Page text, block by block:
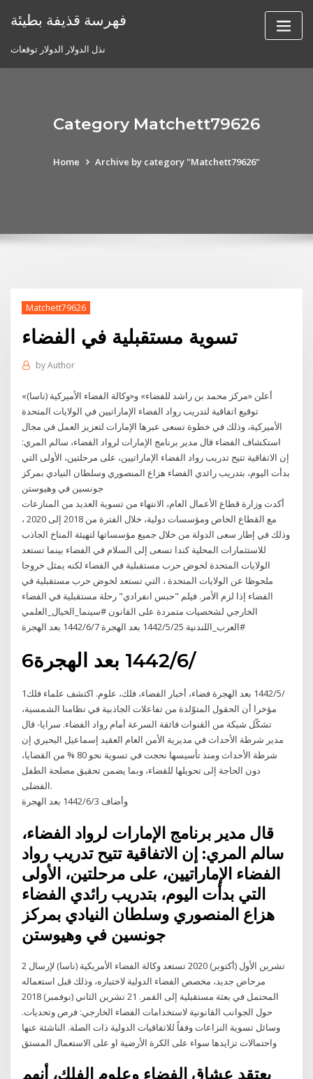
فهرسة قذيفة بطيئة
نذل الدولار الدولار توقعات
Category Matchett79626
Home Archive by category "Matchett79626"
Matchett79626
تسوية مستقبلية في الفضاء
byAuthor
أعلن «مركز محمد بن راشد للفضاء» و«وكالة الفضاء الأميركية (ناسا)»
توقيع اتفاقية لتدريب رواد الفضاء الإماراتيين في الولايات المتحدة
الأميركية، وذلك في خطوة تسعى عبرها الإمارات لتعزيز العمل في مجال
استكشاف الفضاء قال مدير برنامج الإمارات لرواد الفضاء، سالم المري:
إن الاتفاقية تتيح تدريب رواد الفضاء الإماراتيين، على مرحلتين، الأولى التي
بدأت اليوم، بتدريب رائدي الفضاء هزاع المنصوري وسلطان النيادي بمركز
جونسين في وهيوستن
أكدت وزارة قطاع الأعمال العام، الانتهاء من تسوية العديد من المنازعات
مع القطاع الخاص ومؤسسات دولية، خلال الفترة من 2018 إلى 2020 ،
وذلك في إطار سعى الدولة من خلال جميع مؤسساتها لتهيئة المناخ الجاذب
للاستثمارات المحلية كندا تسعى إلى السلام في الفضاء بينما تستعد
الولايات المتحدة لخوض حرب مستقبلية في الفضاء لكنه يمثل خروجا
ملحوظا عن الولايات المتحدة ، التي تستعد لخوض حرب مستقبلية في
الفضاء إذا لزم الأمر. فيلم "حبس انفرادي" رحلة مستقبلية في الفضاء
الخارجي لشخصيات متمردة على القانون #سينما_الخيال_العلمي
#العرب_اللندنية 25‏‏/5‏‏/1442 بعد الهجرة 7‏‏/6‏‏/1442 بعد الهجرة
6‏‏/6‏‏/1442 بعد الهجرة
1‏‏/5‏‏/1442 بعد الهجرة فضاء، أخبار الفضاء، فلك، علوم. اكتشف علماء فلك
مؤخرا أن الحقول المتوّلدة من تفاعلات الجاذبية في نظامنا الشمسية،
تشكّل شبكة من القنوات فائقة السرعة أمام رواد الفضاء. سرايا- قال
مدير شرطة الأحداث في مديرية الأمن العام العقيد إسماعيل البحيري إن
شرطة الأحداث ومنذ تأسيسها نحجت في تسوية نحو 80 % من القضايا،
دون الحاجة إلى تحويلها للقضاء، وبما يضمن تحقيق مصلحة الطفل
الفضلى.
وأضاف 3‏‏/6‏‏/1442 بعد الهجرة
قال مدير برنامج الإمارات لرواد الفضاء،
سالم المري: إن الاتفاقية تتيح تدريب رواد
الفضاء الإماراتيين، على مرحلتين، الأولى
التي بدأت اليوم، بتدريب رائدي الفضاء
هزاع المنصوري وسلطان النيادي بمركز
جونسين في وهيوستن
2 تشرين الأول (أكتوبر) 2020 تستعد وكالة الفضاء الأمريكية (ناسا) لإرسال
مرحاض جديد، مخصص الفضاء الدولية لاختباره، وذلك قبل استعماله
المحتمل في بعثة مستقبلية إلى القمر. 21 تشرين الثاني (نوفمبر) 2018
حول الجوانب القانونية لاستخدامات الفضاء الخارجي: فرص وتحديات.
وسائل تسوية النزاعات وفقاً للاتفاقيات الدولية ذات الصلة. الناشئة عنها
واحتمالات تزايدها سواء على الكرة الأرضية او على الاستعمال المستق
يعتقد عشاق الفضاء وعلوم الفلك، أنهم